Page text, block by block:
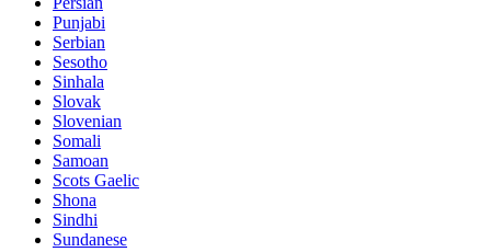
Punjabi
Serbian
Sesotho
Sinhala
Slovak
Slovenian
Somali
Samoan
Scots Gaelic
Shona
Sindhi
Sundanese